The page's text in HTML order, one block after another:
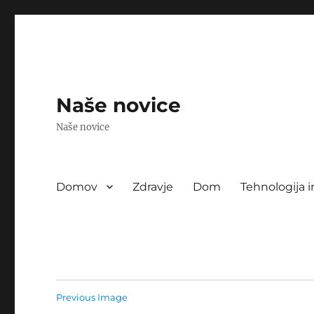
Naše novice
Naše novice
Domov Zdravje Dom Tehnologija
Previous Image